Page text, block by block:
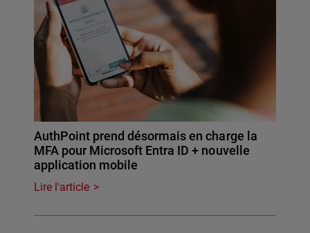
AuthPoint prend désormais en charge la
MFA pour Microsoft Entra ID + nouvelle
application mobile
Lire l'article